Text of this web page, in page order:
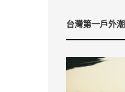
台灣第一戶外